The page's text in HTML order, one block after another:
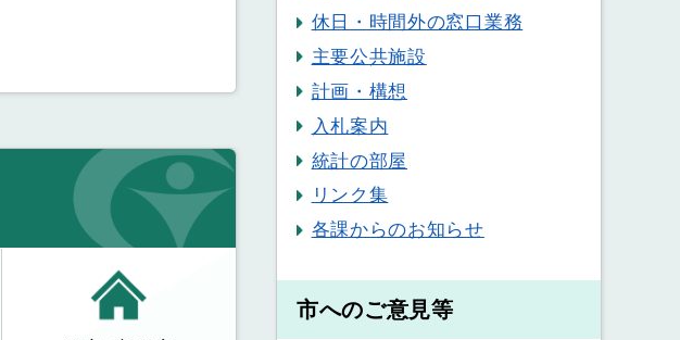
休日・時間外の窓口業務
主要公共施設
計画・構想
入札案内
統計の部屋
リンク集
各課からのお知らせ
市へのご意見等